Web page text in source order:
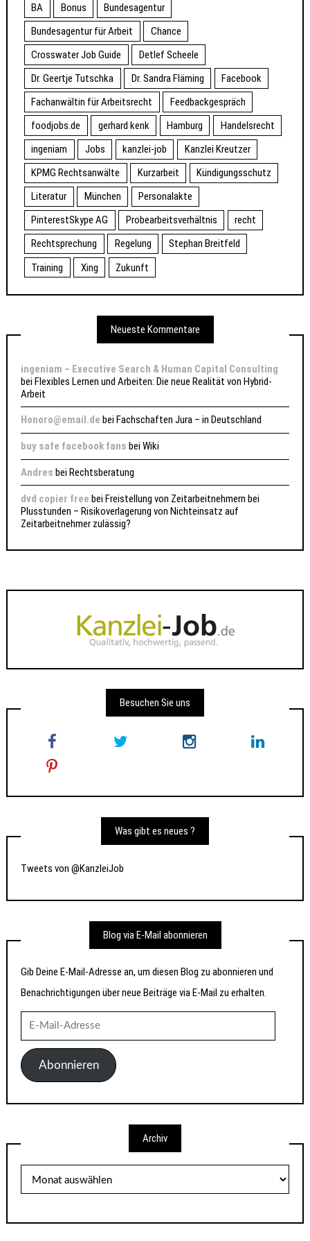
BA
Bonus
Bundesagentur
Bundesagentur für Arbeit
Chance
Crosswater Job Guide
Detlef Scheele
Dr. Geertje Tutschka
Dr. Sandra Fläming
Facebook
Fachanwältin für Arbeitsrecht
Feedbackgespräch
foodjobs.de
gerhard kenk Hamburg
Handelsrecht
ingeniam
Jobs kanzlei-job
Kanzlei Kreutzer
KPMG Rechtsanwälte
Kurzarbeit
Kündigungsschutz
Literatur
München
Personalakte
PinterestSkype AG
Probearbeitsverhältnis
recht
Rechtsprechung
Regelung
Stephan Breitfeld
Training
Xing Zukunft
Neueste Kommentare
ingeniam – Executive Search & Human Capital Consulting
beiFlexibles Lernen und Arbeiten: Die neue Realität von Hybrid-
Arbeit
Honoro@email.de bei Fachschaften Jura – in Deutschland
buy safe facebook fans beiWiki
Andres beiRechtsberatung
dvd copier free beiFreistellung von Zeitarbeitnehmern bei
Plusstunden – Risikoverlagerung von Nichteinsatz auf
Zeitarbeitnehmer zulässig?
Besuchen Sie uns
Was gibt es neues ?
Tweets von @KanzleiJob
Blog via E-Mail abonnieren
Gib Deine E-Mail-Adresse an, um diesen Blog zu abonnieren und
Benachrichtigungen über neue Beiträge via E-Mail zu erhalten.
Mail-
AdresseAbonnieren
Archiv